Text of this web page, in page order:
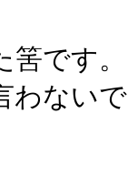
です。
わない